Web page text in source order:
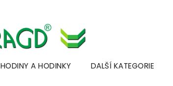
HODINY A HODINKY DALŠÍ KATEGORIE